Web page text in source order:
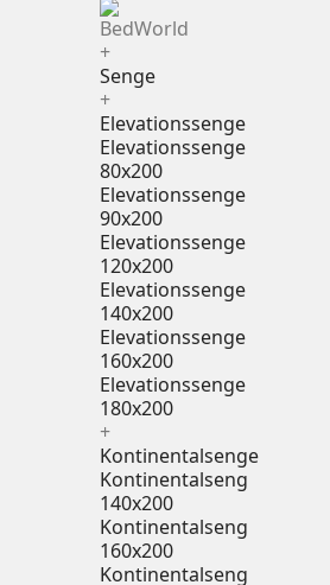
+
Senge
+
Elevationssenge
Elevationssenge
80x200
Elevationssenge
90x200
Elevationssenge
120x200
Elevationssenge
140x200
Elevationssenge
160x200
Elevationssenge
180x200
+
Kontinentalsenge
Kontinentalseng
140x200
Kontinentalseng
160x200
Kontinentalseng